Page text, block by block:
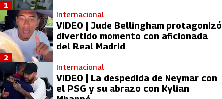
1
Internacional
VIDEO | Jude Bellingham protagonizó
divertido momento con aficionada
del Real Madrid
2
Internacional
VIDEO | La despedida de Neymar con
el PSG y su abrazo con Kylian